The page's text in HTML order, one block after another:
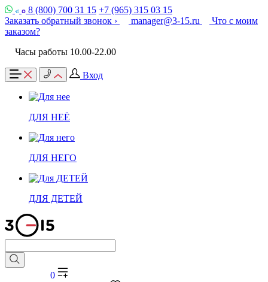
8 (800) 700 31 15 +7 (965) 315 03 15
Заказать обратный звонок ›
manager@3-15.ru
Что с моим
заказом?
Часы работы 10.00-22.00
Вход
ДЛЯ НЕЁ
ДЛЯ НЕГО
ДЛЯ ДЕТЕЙ
0